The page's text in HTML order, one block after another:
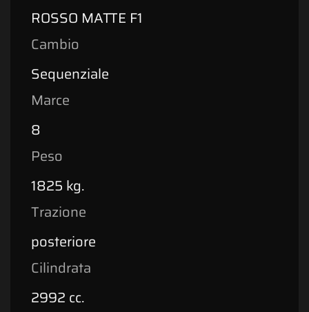
ROSSO MATTE F1
Cambio
Sequenziale
Marce
8
Peso
1825 kg.
Trazione
posteriore
Cilindrata
2992 cc.